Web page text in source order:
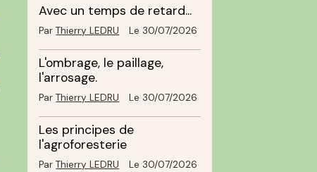
Avec un temps de retard...
ParThierry LEDRU Le 30/07/2026
L'ombrage, le paillage,
l'arrosage.
ParThierry LEDRU Le 30/07/2026
Les principes de
l'agroforesterie
ParThierry LEDRU Le 30/07/2026